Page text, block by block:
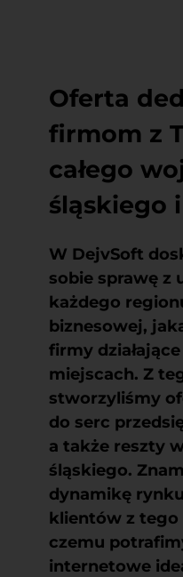
Oferta
firmom z
całego
śląskiego
W DejvSoft
sobie sprawę z
każdego
biznesowej,
firmy
miejscach. Z
stworzyliśmy
do serc
a także reszty
śląskiego.
dynamikę
klientów z tego
czemu
internetowe